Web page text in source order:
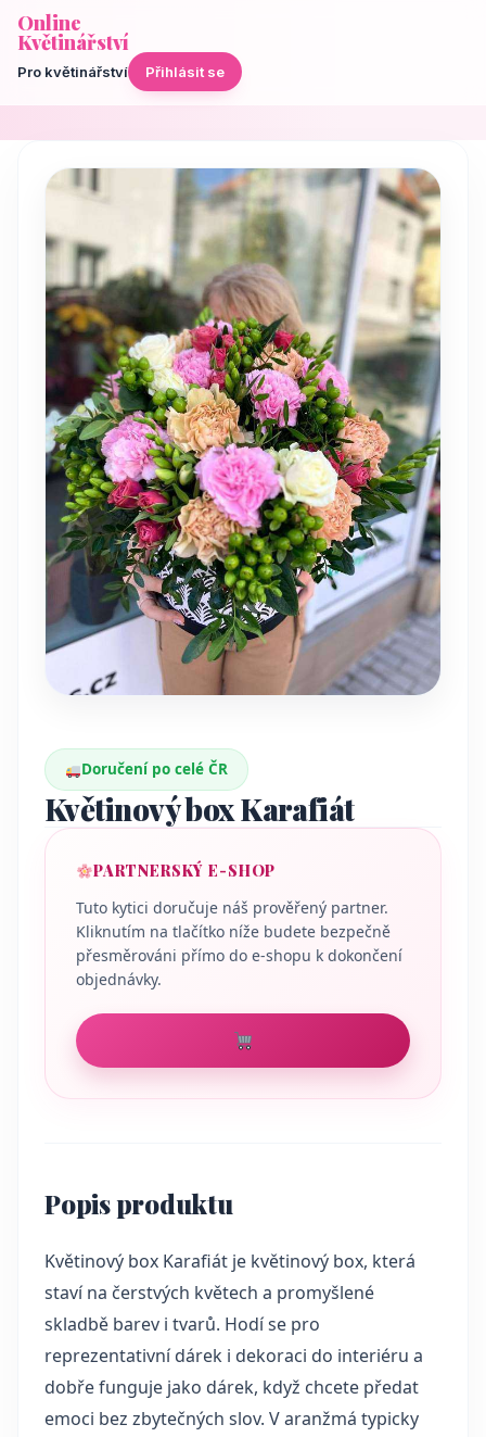
Online
Květinářství
Pro květinářství Přihlásit se
Doručení po celé ČR
Květinový box Karafiát
PARTNERSKÝ E-SHOP
Tuto kytici doručuje náš prověřený partner.
Kliknutím na tlačítko níže budete bezpečně
přesměrováni přímo do e-shopu k dokončení
objednávky.
Popis produktu
Květinový box Karafiát je květinový box, která
staví na čerstvých květech a promyšlené
skladbě barev i tvarů. Hodí se pro
reprezentativní dárek i dekoraci do interiéru a
dobře funguje jako dárek, když chcete předat
emoci bez zbytečných slov. V aranžmá typicky